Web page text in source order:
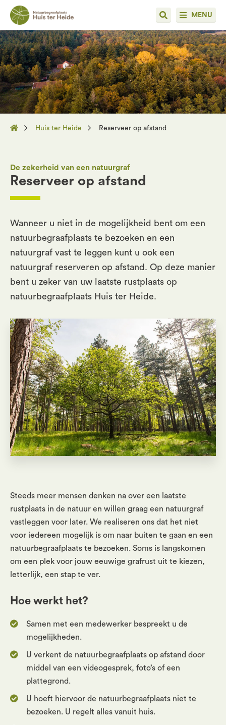
MENU
Huis ter Heide Reserveer op afstand
De zekerheid van een natuurgraf
Reserveer op afstand
Wanneer u niet in de mogelijkheid bent om een
natuurbegraafplaats te bezoeken en een
natuurgraf vast te leggen kunt u ook een
natuurgraf reserveren op afstand. Op deze manier
bent u zeker van uw laatste rustplaats op
natuurbegraafplaats Huis ter Heide.
Steeds meer mensen denken na over een laatste
rustplaats in de natuur en willen graag een natuurgraf
vastleggen voor later. We realiseren ons dat het niet
voor iedereen mogelijk is om naar buiten te gaan en een
natuurbegraafplaats te bezoeken. Soms is langskomen
om een plek voor jouw eeuwige grafrust uit te kiezen,
letterlijk, een stap te ver.
Hoe werkt het?
Samen met een medewerker bespreekt u de
mogelijkheden.
U verkent de natuurbegraafplaats op afstand door
middel van een videogesprek, foto’s of een
plattegrond.
U hoeft hiervoor de natuurbegraafplaats niet te
bezoeken. U regelt alles vanuit huis.